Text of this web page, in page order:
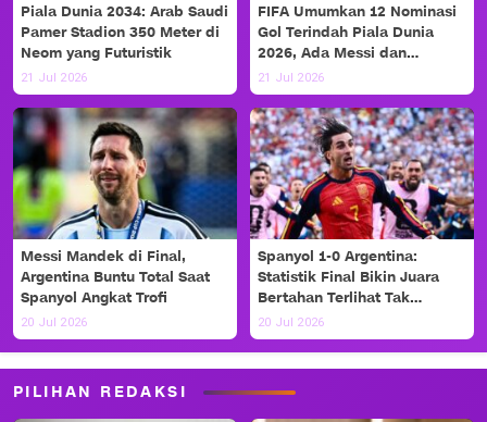
Piala Dunia 2034: Arab Saudi
Pamer Stadion 350 Meter di
Neom yang Futuristik
21 Jul 2026
FIFA Umumkan 12 Nominasi
Gol Terindah Piala Dunia
2026, Ada Messi dan
Haaland!
21 Jul 2026
Messi Mandek di Final,
Argentina Buntu Total Saat
Spanyol Angkat Trofi
20 Jul 2026
Spanyol 1-0 Argentina:
Statistik Final Bikin Juara
Bertahan Terlihat Tak
Berdaya
20 Jul 2026
PILIHAN REDAKSI